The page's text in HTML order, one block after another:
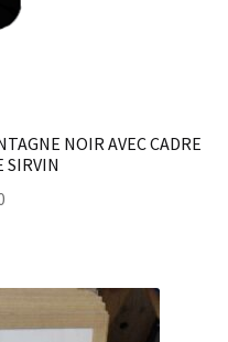
NOIR AVEC CADRE
SIRVIN